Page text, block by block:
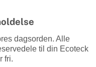
dagsorden. Alle
til din Ecoteck
fri.